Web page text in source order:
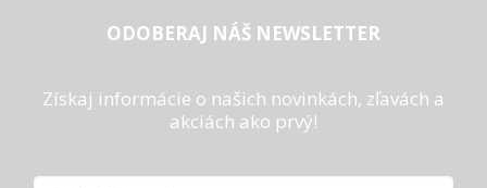
ODOBERAJ NÁŠ NEWSLETTER
Získaj informácie o našich novinkách, zľavách a
akciách ako prvý!